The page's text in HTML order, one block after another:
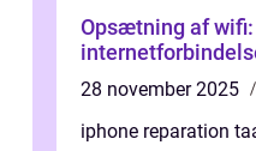
Opsætning af wifi:
28 november 2025
iphone reparation